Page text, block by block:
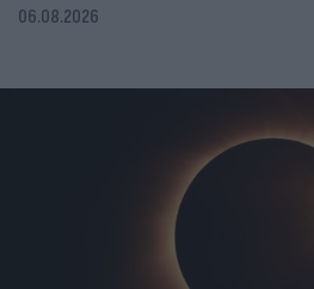
06.08.2026